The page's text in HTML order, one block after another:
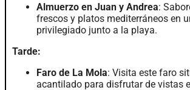
Almuerzo en Juan y Andrea:
frescos y platos mediterráneos en
privilegiado junto a la playa.
Tarde:
Faro de La Mola: Visita este faro
acantilado para disfrutar de vistas